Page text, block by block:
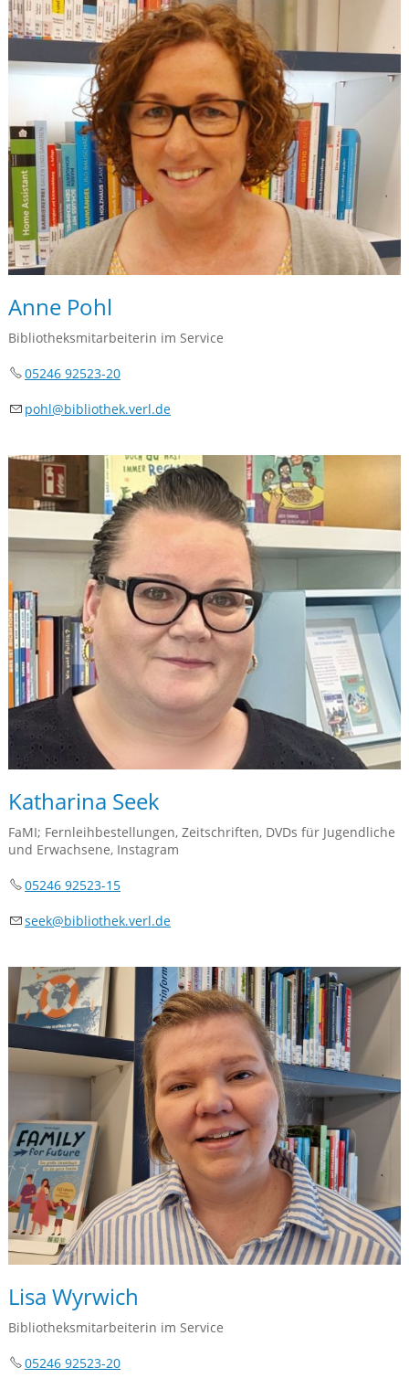
Anne Pohl
Bibliotheksmitarbeiterin im Service
05246 92523-20
p hl b bl th k v rl d
Katharina Seek
FaMI; Fernleihbestellungen, Zeitschriften, DVDs für Jugendliche
und Erwachsene, Instagram
05246 92523-15
s k b bl th k v rl d
Lisa Wyrwich
Bibliotheksmitarbeiterin im Service
05246 92523-20